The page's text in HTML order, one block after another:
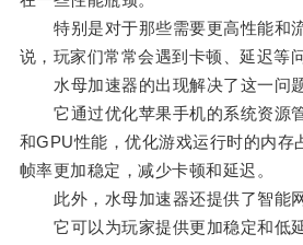
特别是对于那些需要更高性能和
说，玩家们常常会遇到卡顿、延迟等问
水母加速器的出现解决了这一问题
它通过优化苹果手机的系统资源
和GPU性能，优化游戏运行时的内存
帧率更加稳定，减少卡顿和延迟。
此外，水母加速器还提供了智能网
它可以为玩家提供更加稳定和低